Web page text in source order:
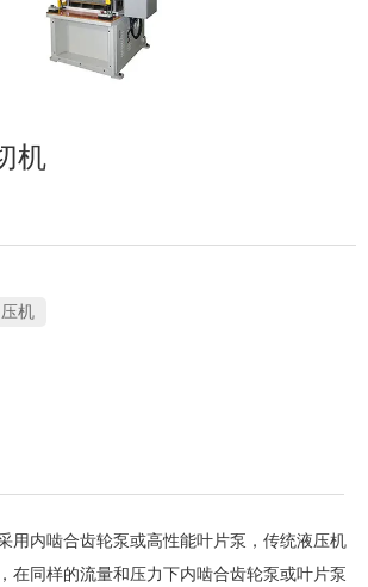
机
机
用内啮合齿轮泵或高性能叶片泵，传统液压机
在同样的流量和压力下内啮合齿轮泵或叶片泵